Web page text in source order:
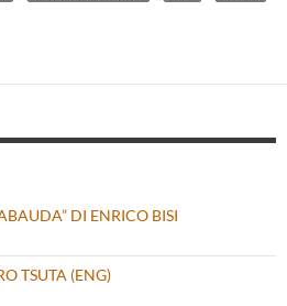
DI ENRICO BISI
TSUTA (ENG)